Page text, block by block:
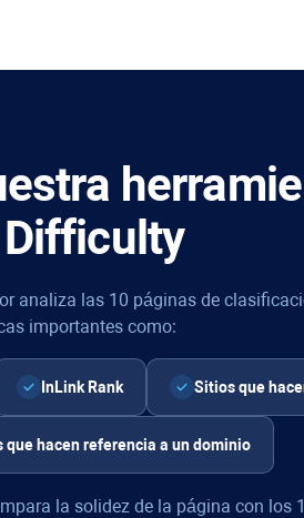
Difficulty
analiza las 10 páginas de
importantes como:
InLink Rank Sitios que
que hacen referencia a un dominio
la solidez de la página con los